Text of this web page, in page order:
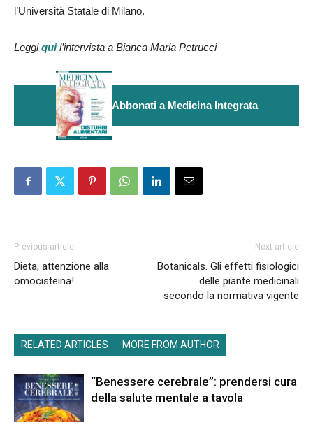
l’Università Statale di Milano.
Leggiquil’intervista a Bianca Maria Petrucci
Abbonati a Medicina Integrata
Previous article
Dieta, attenzione alla
omocisteina!
Next article
Botanicals. Gli effetti fisiologici
delle piante medicinali
secondo la normativa vigente
RELATED ARTICLES MORE FROM AUTHOR
“Benessere cerebrale”: prendersi cura
della salute mentale a tavola